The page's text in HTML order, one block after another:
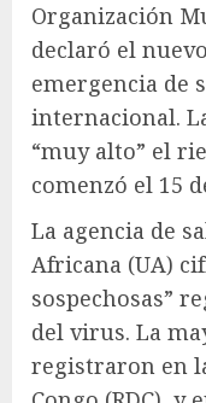
Organización
declaró el
emergencia de
internacional.
“muy alto” el
comenzó el 15
La agencia de
Africana (UA)
sospechosas”
del virus. La
registraron en